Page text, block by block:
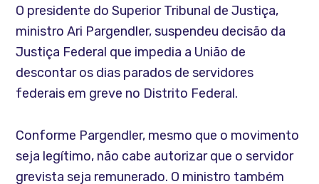
O presidente do Superior Tribunal de Justiça,
ministro Ari Pargendler, suspendeu decisão da
Justiça Federal que impedia a União de
descontar os dias parados de servidores
federais em greve no Distrito Federal.
Conforme Pargendler, mesmo que o movimento
seja legítimo, não cabe autorizar que o servidor
grevista seja remunerado. O ministro também